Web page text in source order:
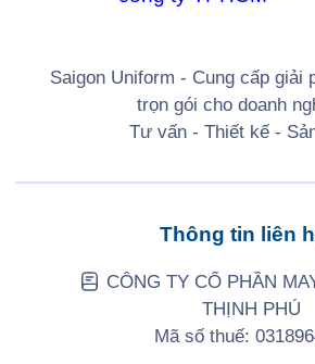
Saigon Uniform - Cung cấp giải
trọn gói cho doanh
Tư vấn - Thiết kế -
Thông tin liên
CÔNG TY CỔ PHẦN
THỊNH PHÚ
Mã số thuế: